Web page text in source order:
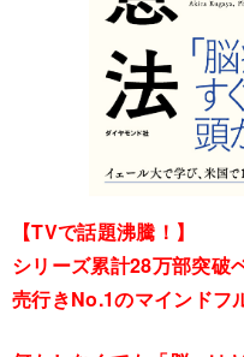
【TVで話題沸騰！】
シリーズ累計28万部突破
売行きNo.1のマインドフ